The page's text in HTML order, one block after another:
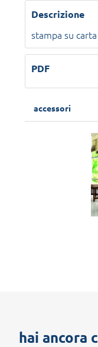
Descrizione
stampa su carta
PDF
accessori
hai ancora